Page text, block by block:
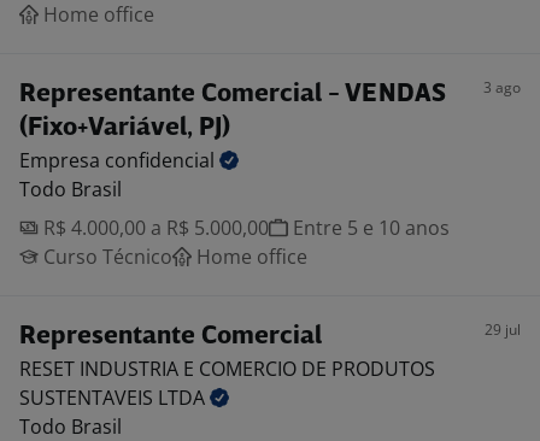
Home office
Representante Comercial - VENDAS
(Fixo+Variável, PJ)
3 ago
Empresa confidencial
Todo Brasil
R$ 4.000,00 a R$ 5.000,00
Entre 5 e 10 anos
Curso Técnico
Home office
Representante Comercial 29 jul
RESET INDUSTRIA E COMERCIO DE PRODUTOS
SUSTENTAVEIS LTDA
Todo Brasil